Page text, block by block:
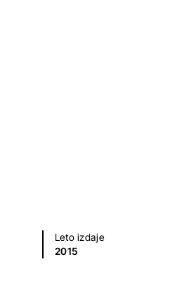
Leto izdaje
2015